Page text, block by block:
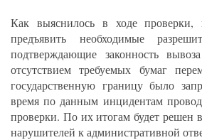
Как выяснилось в ходе проверки,
предъявить необходимые
подтверждающие законность
отсутствием требуемых бумаг
государственную границу было
время по данным инцидентам
проверки. По их итогам будет решен
нарушителей к административной